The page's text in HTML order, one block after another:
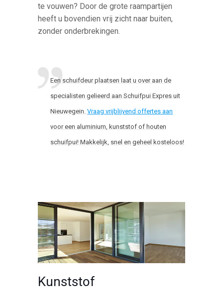
te vouwen? Door de grote raampartijen
heeft u bovendien vrij zicht naar buiten,
zonder onderbrekingen.
Een schuifdeur plaatsen laat u over aan de
specialisten gelieerd aan Schuifpui Expres uit
Nieuwegein.Vraag vrijblijvend offertes aan
voor een aluminium, kunststof of houten
schuifpui! Makkelijk, snel en geheel kosteloos!
Kunststof